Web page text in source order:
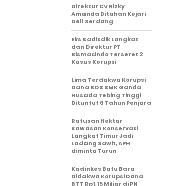
Direktur CV Rizky
Amanda Ditahan Kejari
Deli Serdang
Eks Kadisdik Langkat
dan Direktur PT
Bismacindo Terseret 2
Kasus Korupsi
Lima Terdakwa Korupsi
Dana BOS SMK Ganda
Husada Tebing Tinggi
Dituntut 6 Tahun Penjara
Ratusan Hektar
Kawasan Konservasi
Langkat Timur Jadi
Ladang Sawit, APH
diminta Turun
Kadinkes Batu Bara
Didakwa Korupsi Dana
BTT Rp1,15 Miliar di PN